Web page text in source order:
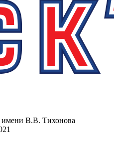
имени В.В. Тихонова